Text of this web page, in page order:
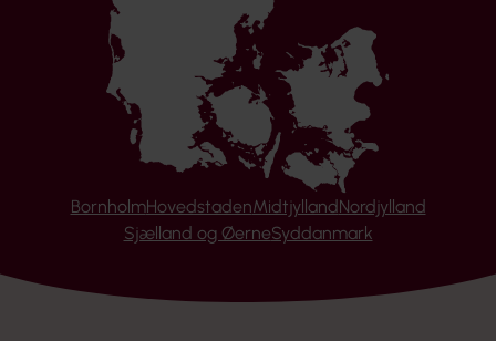
BornholmHovedstadenMidtjyllandNordjylland
Sjælland og ØerneSyddanmark